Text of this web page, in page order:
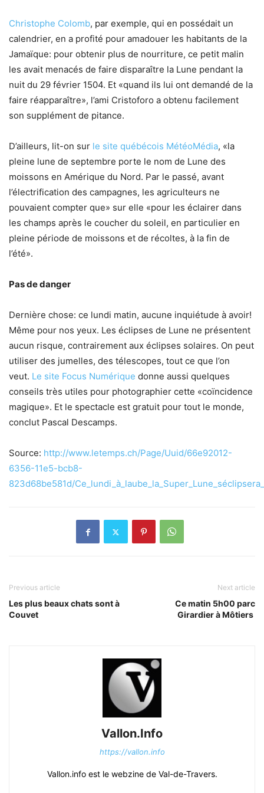
Christophe Colomb, par exemple, qui en possédait un
calendrier, en a profité pour amadouer les habitants de la
Jamaïque: pour obtenir plus de nourriture, ce petit malin
les avait menacés de faire disparaître la Lune pendant la
nuit du 29 février 1504. Et «quand ils lui ont demandé de la
faire réapparaître», l’ami Cristoforo a obtenu facilement
son supplément de pitance.
D’ailleurs, lit-on sur le site québécois MétéoMédia, «la
pleine lune de septembre porte le nom de Lune des
moissons en Amérique du Nord. Par le passé, avant
l’électrification des campagnes, les agriculteurs ne
pouvaient compter que» sur elle «pour les éclairer dans
les champs après le coucher du soleil, en particulier en
pleine période de moissons et de récoltes, à la fin de
l’été».
Pas de danger
Dernière chose: ce lundi matin, aucune inquiétude à avoir!
Même pour nos yeux. Les éclipses de Lune ne présentent
aucun risque, contrairement aux éclipses solaires. On peut
utiliser des jumelles, des télescopes, tout ce que l’on
veut. Le site Focus Numérique donne aussi quelques
conseils très utiles pour photographier cette «coïncidence
magique». Et le spectacle est gratuit pour tout le monde,
conclut Pascal Descamps.
Source: http://www.letemps.ch/Page/Uuid/66e92012-
6356-11e5-bcb8-
823d68be581d/
Previous article
Les plus beaux chats sont à
Couvet
Next article
Ce matin 5h00 parc
Girardier à Môtiers
Vallon.Info
https://vallon.info
Vallon.info est le webzine de Val-de-Travers.